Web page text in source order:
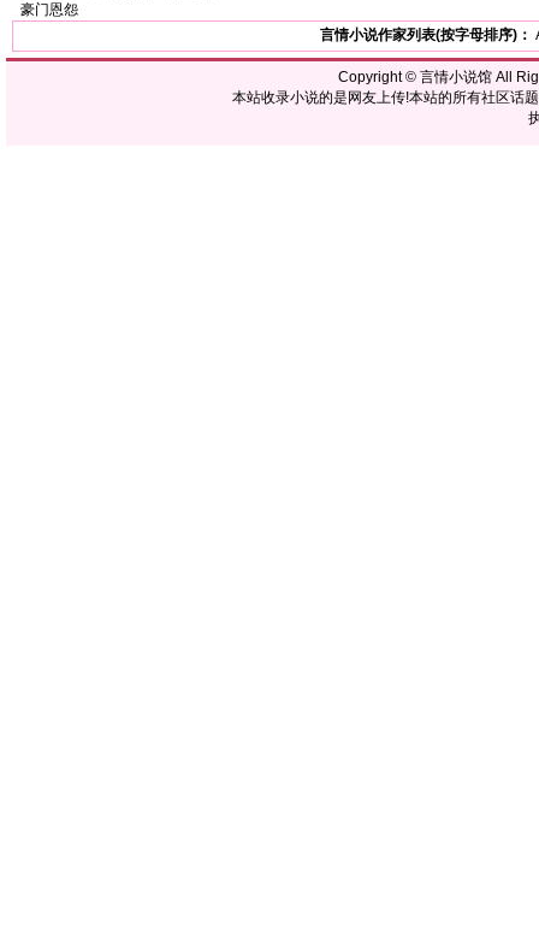
豪门恩怨
言情小说作家列表(按字母排序)：
Copyright © 言情小说馆All
本站收录小说的是网友上传!本站的所有社区话